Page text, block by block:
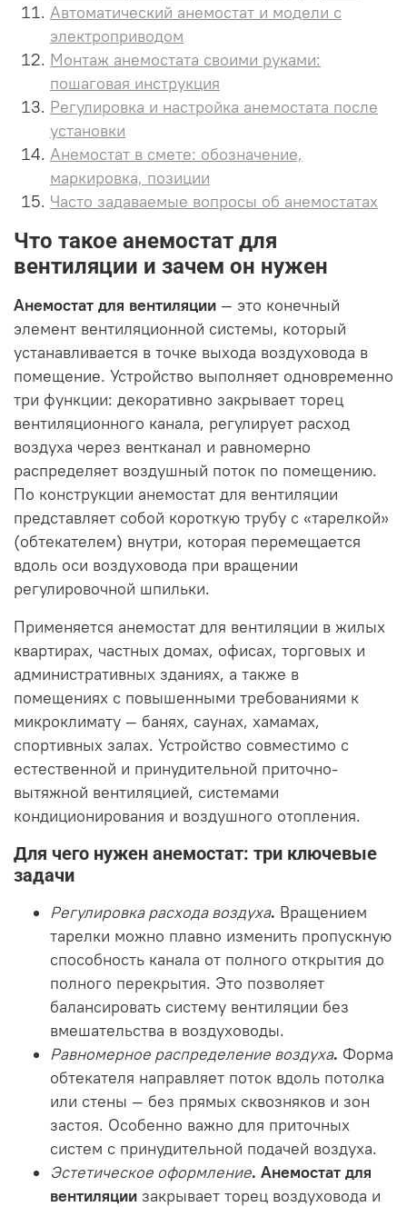
Автоматический анемостат и модели с
электроприводом
Монтаж анемостата своими руками:
пошаговая инструкция
Регулировка и настройка анемостата после
установки
Анемостат в смете: обозначение,
маркировка, позиции
Часто задаваемые вопросы об анемостатах
Что такое анемостат для
вентиляции и зачем он нужен
Анемостат для вентиляции — это конечный
элемент вентиляционной системы, который
устанавливается в точке выхода воздуховода в
помещение. Устройство выполняет одновременно
три функции: декоративно закрывает торец
вентиляционного канала, регулирует расход
воздуха через вентканал и равномерно
распределяет воздушный поток по помещению.
По конструкции анемостат для вентиляции
представляет собой короткую трубу с «тарелкой»
(обтекателем) внутри, которая перемещается
вдоль оси воздуховода при вращении
регулировочной шпильки.
Применяется анемостат для вентиляции в жилых
квартирах, частных домах, офисах, торговых и
административных зданиях, а также в
помещениях с повышенными требованиями к
микроклимату — банях, саунах, хамамах,
спортивных залах. Устройство совместимо с
естественной и принудительной приточно-
вытяжной вентиляцией, системами
кондиционирования и воздушного отопления.
Для чего нужен анемостат: три ключевые
задачи
Регулировка расхода воздуха. Вращением
тарелки можно плавно изменить пропускную
способность канала от полного открытия до
полного перекрытия. Это позволяет
балансировать систему вентиляции без
вмешательства в воздуховоды.
Равномерное распределение воздуха. Форма
обтекателя направляет поток вдоль потолка
или стены — без прямых сквозняков и зон
застоя. Особенно важно для приточных
систем с принудительной подачей воздуха.
Эстетическое оформление. Анемостат для
вентиляции закрывает торец воздуховода и